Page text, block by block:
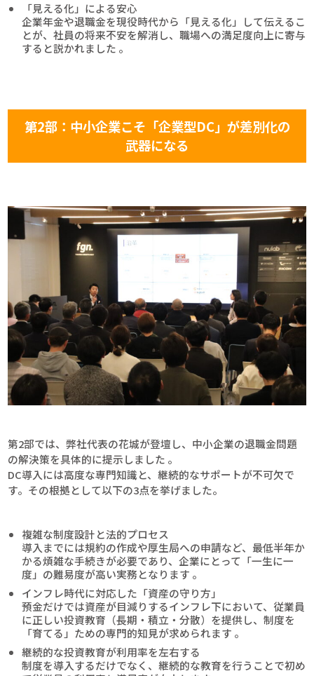
「見える化」による安心
企業年金や退職金を現役時代から「見える化」して伝えるこ
とが、社員の将来不安を解消し、職場への満足度向上に寄与
すると説かれました 。
第2部：中小企業こそ「企業型DC」が差別化の
武器になる
第2部では、弊社代表の花城が登壇し、中小企業の退職金問題
の解決策を具体的に提示しました 。
DC導入には高度な専門知識と、継続的なサポートが不可欠で
す。その根拠として以下の3点を挙げました。
複雑な制度設計と法的プロセス
導入までには規約の作成や厚生局への申請など、最低半年か
かる煩雑な手続きが必要であり、企業にとって「一生に一
度」の難易度が高い実務となります 。
インフレ時代に対応した「資産の守り方」
預金だけでは資産が目減りするインフレ下において、従業員
に正しい投資教育（長期・積立・分散）を提供し、制度を
「育てる」ための専門的知見が求められます 。
継続的な投資教育が利用率を左右する
制度を導入するだけでなく、継続的な教育を行うことで初め